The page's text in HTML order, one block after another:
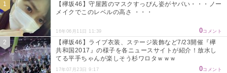
【欅坂46】守屋茜のマスクすっぴん姿がヤバい・・・ノー
メイクでこのレベルの高さ ・・・
16年06月11日 11:39 0コメント
【欅坂46】ライブ衣装、ステージ装飾など7/23開催『欅
共和国2017』の様子を各ニュースサイトが紹介！放水し
てる平手ちゃんが楽しそう杉ワロタｗｗｗ
17年07月23日 9:17 0コメント